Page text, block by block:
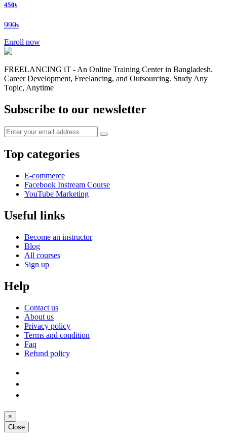
450৳
990৳
Enroll now
FREELANCING iT - An Online Training Center in Bangladesh.
Career Development, Freelancing, and Outsourcing. Study Any
Topic, Anytime
Subscribe to our newsletter
Top categories
E-commerce
Facebook Instream Course
YouTube Marketing
Useful links
Become an instructor
Blog
All courses
Sign up
Help
Contact us
About us
Privacy policy
Terms and condition
Faq
Refund policy
×
Close